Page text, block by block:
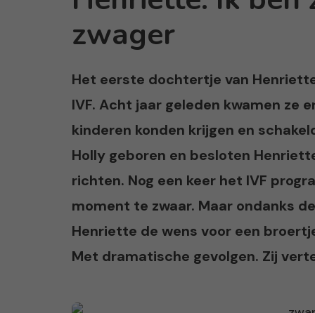
zwager
Het eerste dochtertje van
IVF. Acht jaar geleden kwamen ze
kinderen konden krijgen en
Holly geboren en besloten
richten. Nog een keer het IVF
moment te zwaar. Maar ondanks
Henriette de wens voor een
Met dramatische gevolgen. Zij